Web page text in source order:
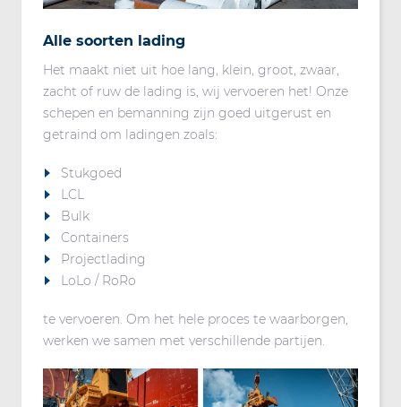
Alle soorten lading
Het maakt niet uit hoe lang, klein, groot, zwaar,
zacht of ruw de lading is, wij vervoeren het! Onze
schepen en bemanning zijn goed uitgerust en
getraind om ladingen zoals:
Stukgoed
LCL
Bulk
Containers
Projectlading
LoLo / RoRo
te vervoeren. Om het hele proces te waarborgen,
werken we samen met verschillende partijen.